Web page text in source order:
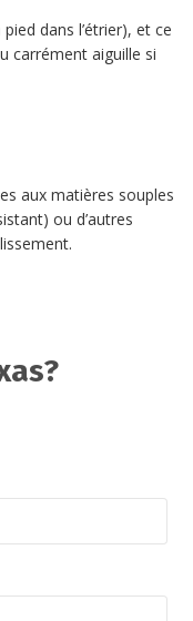
dans l’étrier), et ce
carrément aiguille si
aux matières souples
ou d’autres